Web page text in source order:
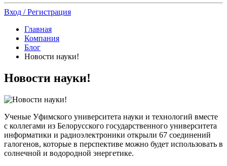
Вход / Регистрация
Главная
Компания
Блог
Новости науки!
Новости науки!
Ученые Уфимского университета науки и технологий вместе
с коллегами из Белорусского государственного университета
информатики и радиоэлектроники открыли 67 соединений
галогенов, которые в перспективе можно будет использовать в
солнечной и водородной энергетике.